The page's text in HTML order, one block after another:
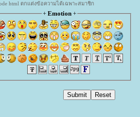
html ตกแต่งข้อความได้เฉพาะสมาชิก
+ Emotion+